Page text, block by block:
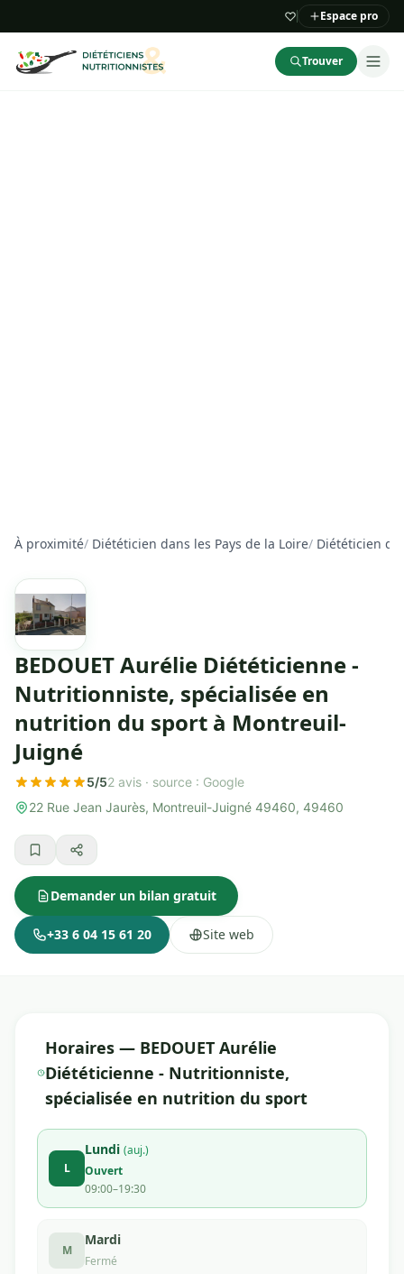
Espace pro
Trouver
À proximité/ Diététicien dans les Pays de la Loire/ Diététicien
BEDOUET Aurélie Diététicienne -
Nutritionniste, spécialisée en
nutrition du sport à Montreuil-
Juigné
5/52 avis · source : Google
22 Rue Jean Jaurès, Montreuil-Juigné 49460, 49460
Demander un bilan gratuit
+33 6 04 15 61 20 Site web
Horaires — BEDOUET Aurélie
Diététicienne - Nutritionniste,
spécialisée en nutrition du sport
L
Lundi (auj.)
Ouvert
09:00–19:30
M
Mardi
Fermé